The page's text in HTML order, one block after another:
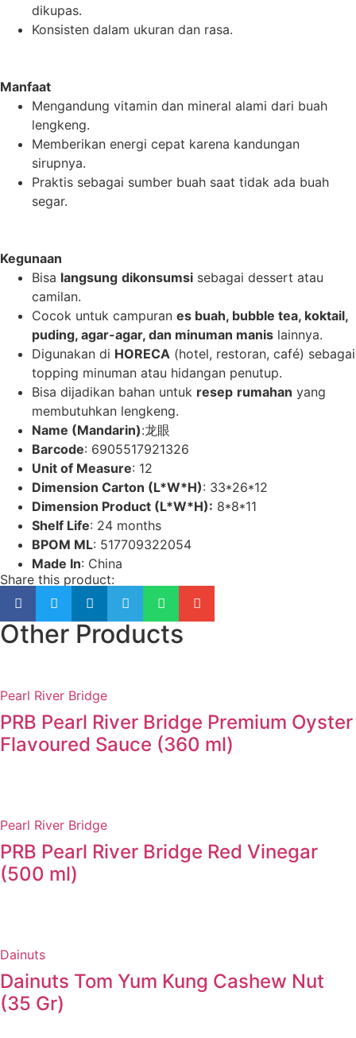
dikupas.
Konsisten dalam ukuran dan rasa.
Manfaat
Mengandung vitamin dan mineral alami dari buah
lengkeng.
Memberikan energi cepat karena kandungan
sirupnya.
Praktis sebagai sumber buah saat tidak ada buah
segar.
Kegunaan
Bisa langsung dikonsumsi sebagai dessert atau
camilan.
Cocok untuk campuran es buah, bubble tea, koktail,
puding, agar-agar, dan minuman manis lainnya.
Digunakan di HORECA (hotel, restoran, café) sebagai
topping minuman atau hidangan penutup.
Bisa dijadikan bahan untuk resep rumahan yang
membutuhkan lengkeng.
Name (Mandarin):龙眼
Barcode: 6905517921326
Unit of Measure: 12
Dimension Carton (L*W*H): 33*26*12
Dimension Product (L*W*H): 8*8*11
Shelf Life: 24 months
BPOM ML: 517709322054
Made In: China
Share this product:
Other Products
Pearl River Bridge
PRB Pearl River Bridge Premium Oyster
Flavoured Sauce (360 ml)
Pearl River Bridge
PRB Pearl River Bridge Red Vinegar
(500 ml)
Dainuts
Dainuts Tom Yum Kung Cashew Nut
(35 Gr)